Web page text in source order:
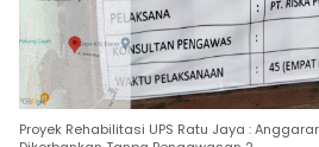
Proyek Rehabilitasi UPS Ratu Jaya :